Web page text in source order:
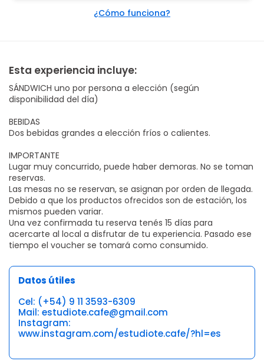
¿Cómo funciona?
Esta experiencia incluye:
SÁNDWICH uno por persona a elección (según
disponibilidad del día)
BEBIDAS
Dos bebidas grandes a elección fríos o calientes.
IMPORTANTE
Lugar muy concurrido, puede haber demoras. No se toman
reservas.
Las mesas no se reservan, se asignan por orden de llegada.
Debido a que los productos ofrecidos son de estación, los
mismos pueden variar.
Una vez confirmada tu reserva tenés 15 días para
acercarte al local a disfrutar de tu experiencia. Pasado ese
tiempo el voucher se tomará como consumido.
Datos útiles
Cel: (+54) 9 11 3593-6309
Mail: estudiote.cafe@gmail.com
Instagram:
www.instagram.com/estudiote.cafe/?hl=es